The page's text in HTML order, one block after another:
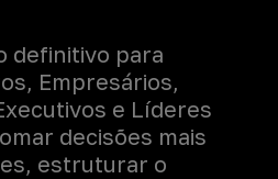
definitivo para
Empresários,
e Líderes
decisões mais
estruturar o